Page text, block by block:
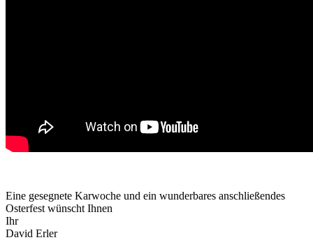
Eine gesegnete Karwoche und ein wunderbares anschließendes
Osterfest wünscht Ihnen
Ihr
David Erler